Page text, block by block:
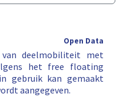
Open Data
deelmobiliteit met
het free floating
gebruik kan gemaakt
aangegeven.